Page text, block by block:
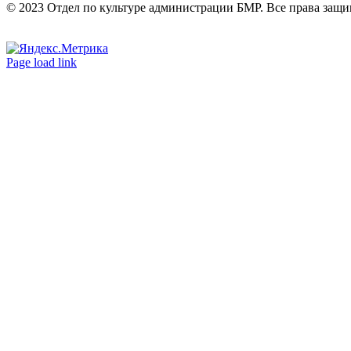
© 2023 Отдел по культуре администрации БМР. Все права
Вконтакте
Одноклассники
Page load link